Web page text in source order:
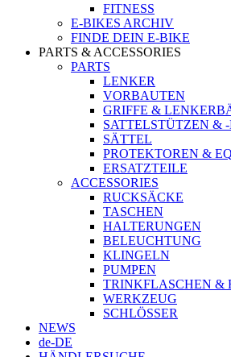
FITNESS
E-BIKES ARCHIV
FINDE DEIN E-BIKE
PARTS & ACCESSORIES
PARTS
LENKER
VORBAUTEN
GRIFFE &
SATTELSTÜTZEN &
SÄTTEL
PROTEKTOREN &
ERSATZTEILE
ACCESSORIES
RUCKSÄCKE
TASCHEN
HALTERUNGEN
BELEUCHTUNG
KLINGELN
PUMPEN
TRINKFLASCHEN &
WERKZEUG
SCHLÖSSER
NEWS
de-DE